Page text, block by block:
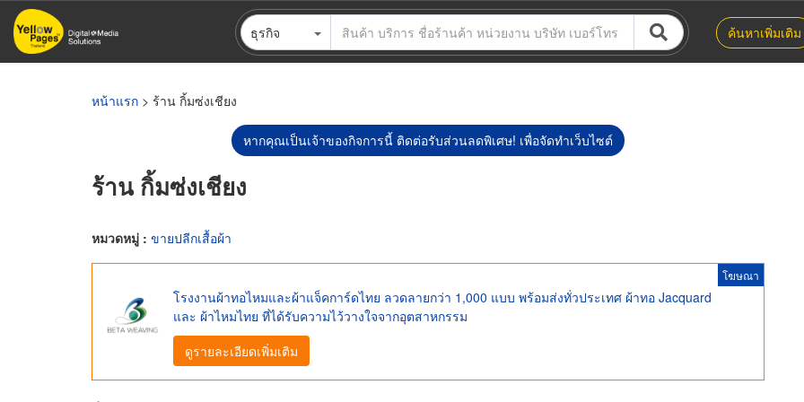
ข้าม
ไป
ธุรกิจ ค้นหาเพิ่มเติม
หน้าแรก > ร้าน กิ้มซ่งเชียง
หากคุณเป็นเจ้าของกิจการนี้ ติดต่อรับส่วนลดพิเศษ! เพื่อจัดทำเว็บไซต์
ร้าน กิ้มซ่งเชียง
หมวดหมู่ : ขายปลีกเสื้อผ้า
โฆษณา
โรงงานผ้าทอไหมและผ้าแจ็คการ์ดไทย ลวดลายกว่า 1,000 แบบ พร้อมส่งทั่วประเทศ ผ้าทอ Jacquard
และ ผ้าไหมไทย ที่ได้รับความไว้วางใจจากอุตสาหกรรม
ดูรายละเอียดเพิ่มเติม